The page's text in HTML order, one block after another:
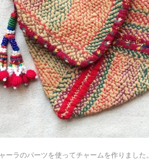
ーラのパーツを使ってチャームを作りました。